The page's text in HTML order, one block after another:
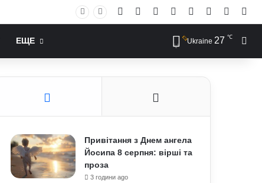
Facebook YouTubeInstagram
RSS Log In
ЕЩЕ Ukraine 27 ℃
Привітання з Днем ангела
Йосипа 8 серпня: вірші та
проза
3 години ago